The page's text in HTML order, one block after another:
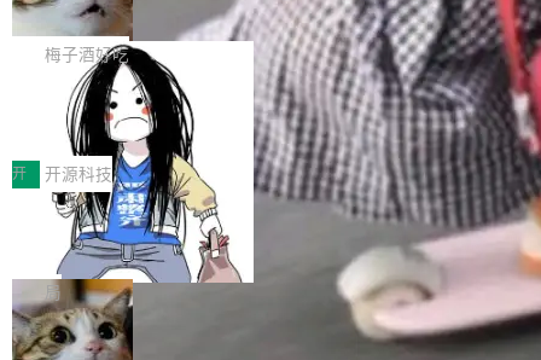
但对于金融、能源、医疗等对数据安全要求较...
Token花在哪里、算力是否被充分利用，以及持
续增长的AI成本该如何优化。 深信服AI算力网关
正是围绕这些实际问题，从Token治理和成本治
理两个方面，让用户的每一份算力都看得清、管
得住、用得稳、省得下、更安全！ 一、从现在开
始，Token使用一目...
不是一个人走。一同离开的还有 Sanjay Ghema
wat（Google 员工编号 23，Jeff Dean 二十多
年的编程搭档，MapReduce 和 Bigtable 的共同
作者）、Quoc Le（Google 大脑核心成员，Se
q2Seq 和 DocAI 的共同发明人）以及 Oriol Vin
yals（Gemini 联合负责人，AlphaSta...
字体可调、22 种语言、记忆搜索增强
打开终端就能上岗的全中文编码智能体，这一轮
把「看得清、用母语、记得住」三件事一次补
齐。 SolonCode 是什么 SolonCode 是杭州无
耳科技研发的企业级终端编码智能体——一位全
中文驱动的数字员工，自主理解需求、规划步
骤、编写代码。不挑模型、不挑平台，curl 一行
装完即用。 开源地址：Gitee · GitCode · GitHu
b 安装 支持 Java 8+（8~26）、macOS / Linu
x / Windows / Harmony PC。 # macOS / Linu
x / Harmony PC curl -fsSL https://solon.noea
r.org/solon...
梅子酒好吃
让“代码语义理解”深度释放AI Coding
价值潜能：华为云码道（CodeArts）
代码仓技术解析
一、代码仓深度理解技术的作用与价值 在软件工
程实践中，代码仓是企业核心知识资产的主要载
体。企业级代码仓库通常包含数十万乃至数百万
个文件，其规模远超单次模型调用可承载的上下
文窗口。随着项目规模的持续扩张与代码历史的
不断累积，代码仓中的模块关系、接口契约、业
务逻辑等关键信息往往分散于数十乃至数百个文
件之中，形成高度复杂的知识关联网络。传统的
开 开源科技
一条“删库”命令跑 17 小时，算法工程
师删光 89TB 数据只为干私活
最高人民检察院8月4日公布了一起案件：北京一
名90后算法工程师王某，为了给自己接的私活腾
服务器空间，删光了公司AI游戏部门的全部核心
数据。 王某2024年1月入职东城区某科技公司AI
局
Cloudflare 分享推理优化实践：KV ca